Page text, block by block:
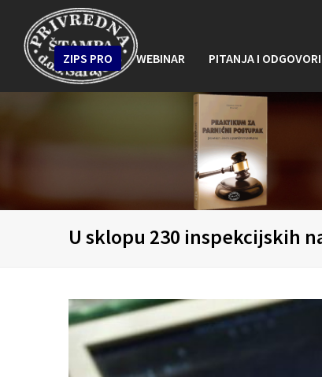
ZIPS PRO WEBINAR PITANJA I ODGOVORI
U sklopu 230 inspekcijskih